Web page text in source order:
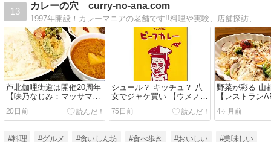
13
カレーの穴 curry-no-ana.com
1997年開設！カレーマニアの老舗です!!料理や実験、店舗探訪、製品試食、オフ会などなど、十数年ものカレー人生!!!
芦北伽哩街道は開催20周年
【味乃なじみ：マッサマン
カレー パコラのせ】
20日前
シュール？ キッチュ？ 八
女でジャケ買い 【ウメノ商
店 ビーフカレー】
75日前
野菜が彩る 山
【レストラン
焼きカレー】
4ヶ月前
#料理 #グルメ #食いしん坊 #食べ歩き #おいしい #美味しい